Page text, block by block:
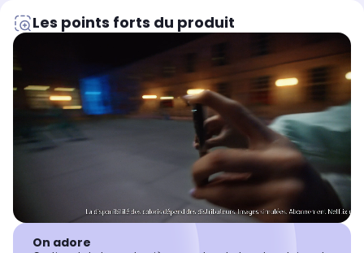
Les points forts du produit
On adore